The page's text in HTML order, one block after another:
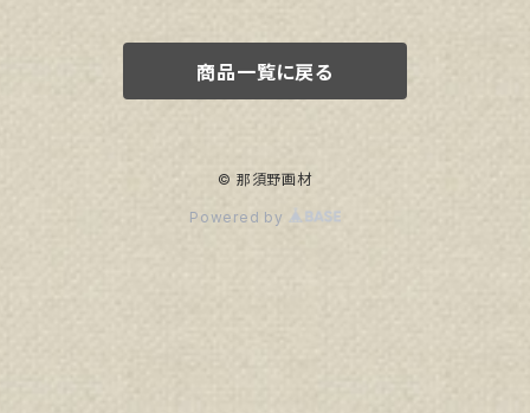
商品一覧に戻る
© 那須野画材
Powered by